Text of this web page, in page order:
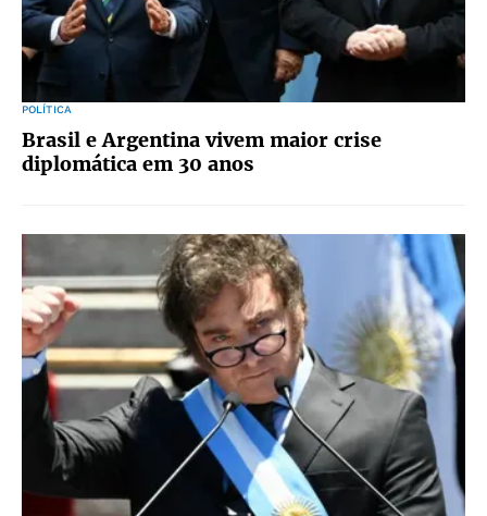
POLÍTICA
Brasil e Argentina vivem maior crise
diplomática em 30 anos